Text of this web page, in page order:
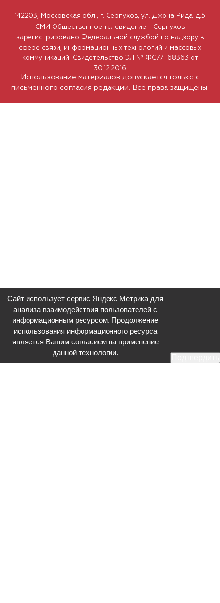
Использование материалов допускается только с
письменного согласия редакции. Все права защищены.
142203, Московская обл., г. Серпухов, ул. Джона Рида, д.5
СМИ Общественное телевидение - Серпухов
зарегистрировано Федеральной службой по надзору в
сфере связи, информационных технологий и массовых
коммуникаций. Свидетельство ЭЛ № ФС77–68363 от
30.12.2016
Сайт использует сервис Яндекс Метрика для
анализа взаимодействия пользователей с
информационным ресурсом. Продолжение
использования информационного ресурса
является Вашим согласием на применение
данной технологии.